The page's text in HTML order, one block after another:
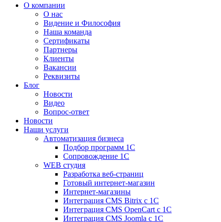
О компании
О нас
Видение и Философия
Наша команда
Сертификаты
Партнеры
Клиенты
Вакансии
Реквизиты
Блог
Новости
Видео
Вопрос-ответ
Новости
Наши услуги
Автоматизация бизнеса
Подбор программ 1С
Сопровождение 1С
WEB студия
Разработка веб-страниц
Готовый интернет-магазин
Интернет-магазины
Интеграция CMS Bitrix с 1С
Интеграция CMS OpenCart с 1С
Интеграция CMS Joomla с 1С